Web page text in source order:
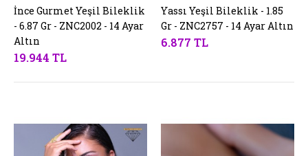
SEPETE EKLE
İnce Gurmet Yeşil Bileklik
- 6.87 Gr - ZNC2002 - 14 Ayar
Altın
19.944 TL
SEPETE EKLE
Yassı Yeşil Bileklik - 1.85
Gr - ZNC2757 - 14 Ayar Altın
6.877 TL